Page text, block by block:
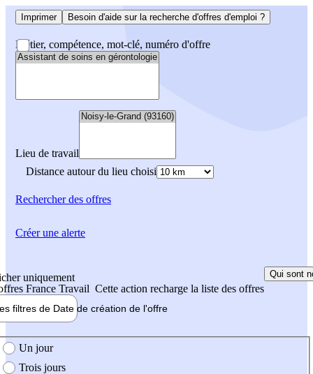
Imprimer Besoin d'aide sur la recherche d'offres d'emploi ?
Métier, compétence, mot-clé, numéro d'offre
Lieu de travail
Distance autour du lieu choisi
Rechercherdes offres
uniquement
France Travail Cette action recharge la liste des offres
Qui sont
filtres de Date de création de l'offre
création de l'offre
Un jour
Trois jours
Créer une alerte